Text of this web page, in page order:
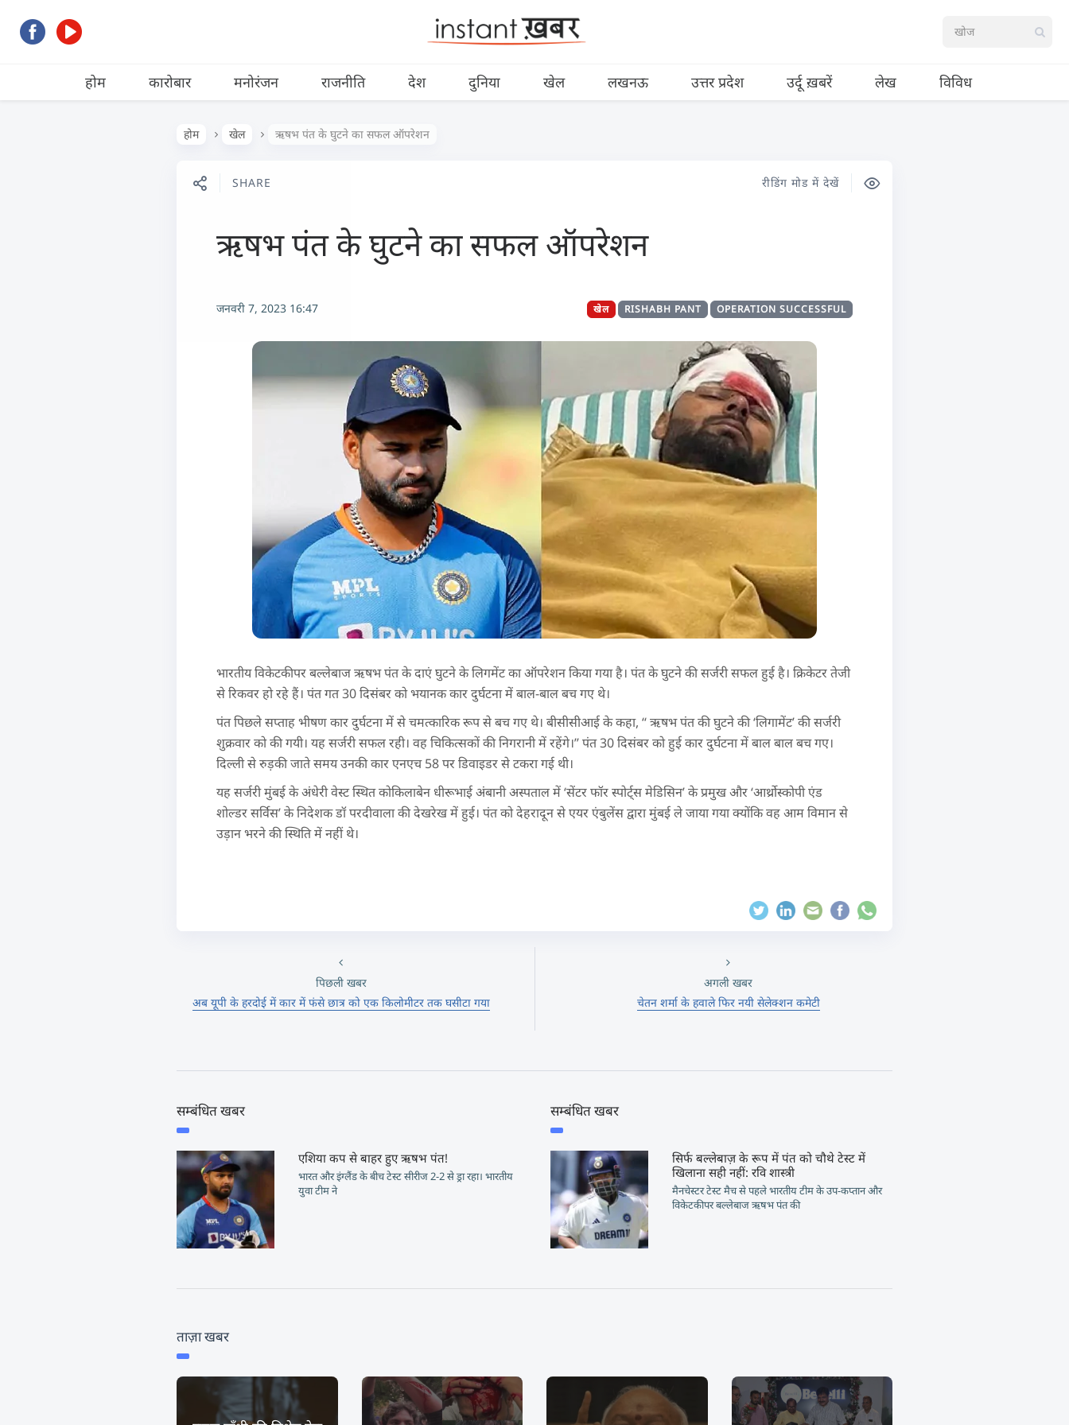
होम कारोबार मनोरंजन राजनीति देश दुनिया खेल लखनऊ उत्तर प्रदेश उर्दू ख़बरें लेख विविध
होम खेल ऋषभ पंत के घुटने का सफल ऑपरेशन
SHARE रीडिंग मोड में देखें
ऋषभ पंत के घुटने का सफल ऑपरेशन
जनवरी 7, 2023 16:47 OPERATION SUCCESSFUL
RISHABH PANT
खेल
भारतीय विकेटकीपर बल्लेबाज ऋषभ पंत के दाएं घुटने के लिगमेंट का ऑपरेशन किया गया है। पंत के घुटने की सर्जरी सफल हुई है। क्रिकेटर तेजी
से रिकवर हो रहे हैं। पंत गत 30 दिसंबर को भयानक कार दुर्घटना में बाल-बाल बच गए थे।
पंत पिछले सप्ताह भीषण कार दुर्घटना में से चमत्कारिक रूप से बच गए थे। बीसीसीआई के कहा, ‘‘ ऋषभ पंत की घुटने की ‘लिगामेंट’ की सर्जरी
शुक्रवार को की गयी। यह सर्जरी सफल रही। वह चिकित्सकों की निगरानी में रहेंगे।’’ पंत 30 दिसंबर को हुई कार दुर्घटना में बाल बाल बच गए।
दिल्ली से रुड़की जाते समय उनकी कार एनएच 58 पर डिवाइडर से टकरा गई थी।
यह सर्जरी मुंबई के अंधेरी वेस्ट स्थित कोकिलाबेन धीरूभाई अंबानी अस्पताल में ‘सेंटर फॉर स्पोर्ट्स मेडिसिन’ के प्रमुख और ‘आर्थ्रोस्कोपी एंड
शोल्डर सर्विस’ के निदेशक डॉ परदीवाला की देखरेख में हुई। पंत को देहरादून से एयर एंबुलेंस द्वारा मुंबई ले जाया गया क्योंकि वह आम विमान से
उड़ान भरने की स्थिति में नहीं थे।
पिछली खबर
अब यूपी के हरदोई में कार में फंसे छात्र को एक किलोमीटर तक घसीटा गया
अगली खबर
चेतन शर्मा के हवाले फिर नयी सेलेक्शन कमेटी
सम्बंधित खबर
एशिया कप से बाहर हुए ऋषभ पंत!
भारत और इंग्लैंड के बीच टेस्ट सीरीज 2-2 से ड्रा रहा। भारतीय
युवा टीम ने
सम्बंधित खबर
सिर्फ बल्लेबाज़ के रूप में पंत को चौथे टेस्ट में
खिलाना सही नहीं: रवि शास्त्री
मैनचेस्टर टेस्ट मैच से पहले भारतीय टीम के उप-कप्तान और
विकेटकीपर बल्लेबाज ऋषभ पंत की
ताज़ा खबर